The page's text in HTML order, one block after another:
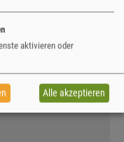
dass hier zu
Verein e.V."
Verein
aktivieren oder
Alle akzeptieren